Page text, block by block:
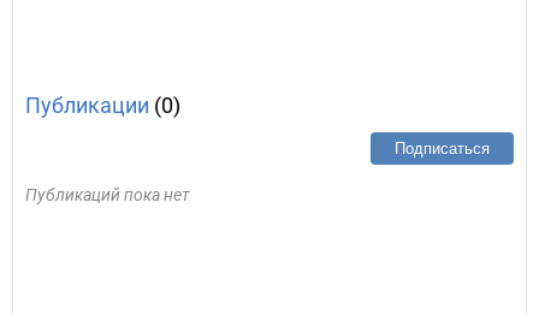
Публикации (0)
Подписаться
Публикаций пока нет